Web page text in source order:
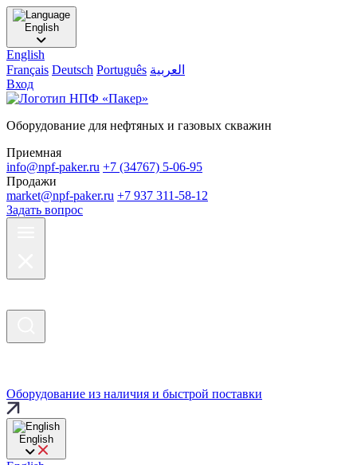
English
English
Français Deutsch Português العربية
Вход
Оборудование для нефтяных и газовых скважин
Приемная
info@npf-paker.ru +7 (34767) 5-06-95
Продажи
market@npf-paker.ru +7 937 311-58-12
Задать вопрос
Оборудование из наличия и быстрой поставки
English